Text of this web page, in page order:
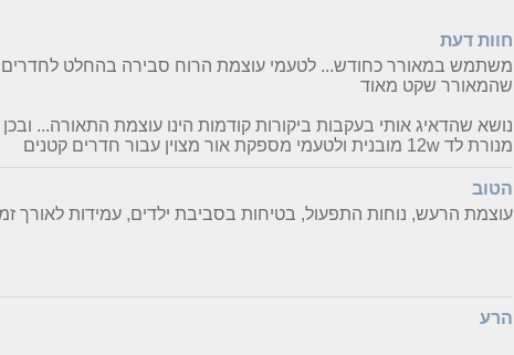
חוות דעת
שהמאורר שקט מאוד
מנורת לד 12w מובנית ולטעמי מספקת אור מצוין עבור חדרים קטנים
הטוב
עוצמת הרעש, נוחות התפעול, בטיחות בסביבת ילדים, עמידות לאורך
הרע